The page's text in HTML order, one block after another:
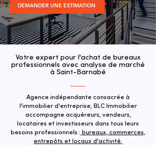
DEMANDER UNE ESTIMATION
Votre expert pour l'achat de bureaux
professionnels avec analyse de marché
à Saint-Barnabé
Agence indépendante consacrée à
l'immobilier d'entreprise, BLC Immobilier
accompagne acquéreurs, vendeurs,
locataires et investisseurs dans tous leurs
besoins professionnels : bureaux, commerces,
entrepôts et locaux d'activité.